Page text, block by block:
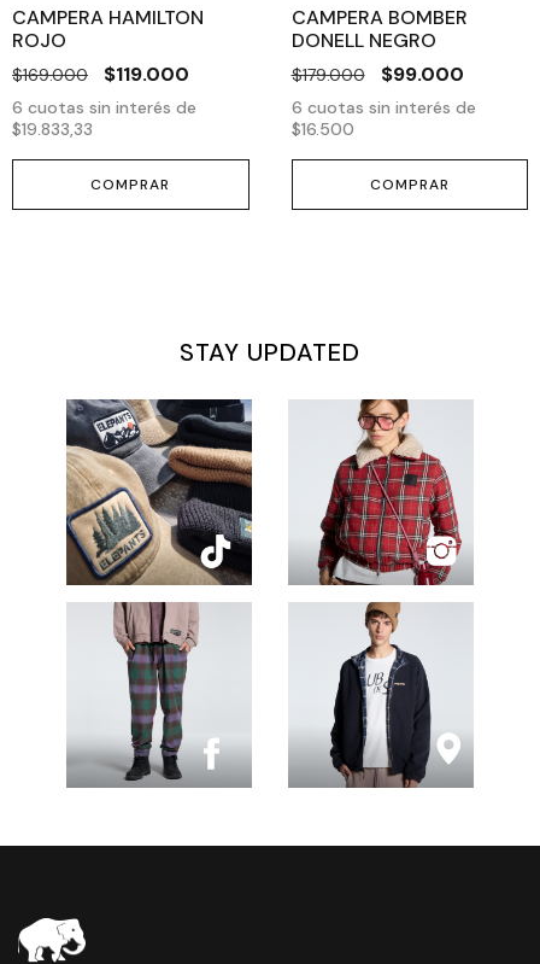
CAMPERA HAMILTON
ROJO
$169.000 $119.000
6 cuotas sin interés de
$19.833,33
COMPRAR
CAMPERA BOMBER
DONELL NEGRO
$179.000 $99.000
6 cuotas sin interés de
$16.500
COMPRAR
STAY UPDATED